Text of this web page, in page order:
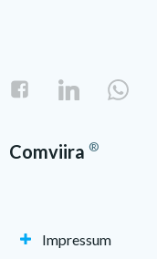
Comviira ®
Impressum